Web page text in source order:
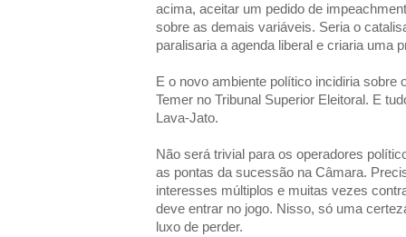
acima, aceitar um pedido de
sobre as demais variáveis. Seria o
paralisaria a agenda liberal e criaria uma
E o novo ambiente político incidiria sobre
Temer no Tribunal Superior Eleitoral. E
Lava-Jato.
Não será trivial para os operadores
as pontas da sucessão na Câmara.
interesses múltiplos e muitas vezes
deve entrar no jogo. Nisso, só uma
luxo de perder.